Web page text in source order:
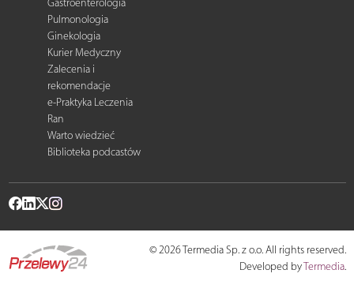
Gastroenterologia
Pulmonologia
Ginekologia
Kurier Medyczny
Zalecenia i
rekomendacje
e-Praktyka Leczenia
Ran
Warto wiedzieć
Biblioteka podcastów
© 2026 Termedia Sp. z o.o. All rights reserved.
Developed byTermedia.